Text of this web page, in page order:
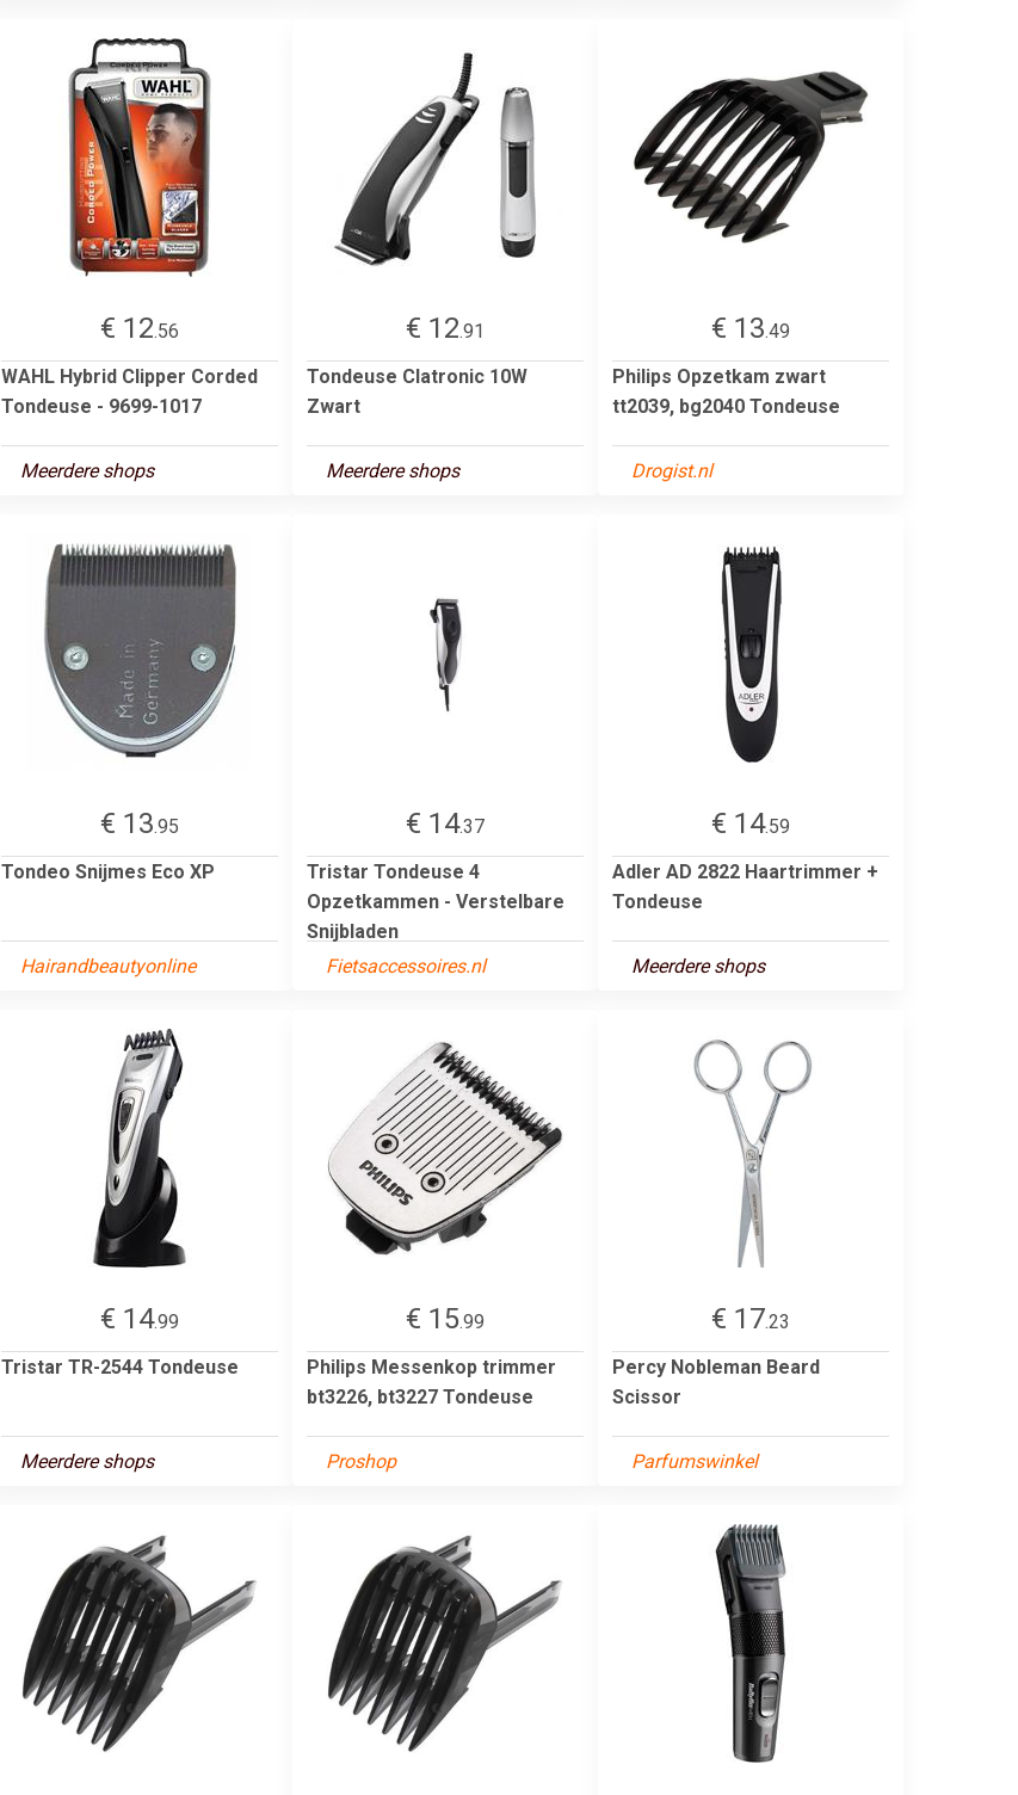
€ 12.56
WAHL Hybrid Clipper Corded
Tondeuse - 9699-1017
Meerdere shops
€ 12.91
Tondeuse Clatronic 10W
Zwart
Meerdere shops
€ 13.49
Philips Opzetkam zwart
tt2039, bg2040 Tondeuse
Drogist.nl
€ 13.95
Tondeo Snijmes Eco XP
Hairandbeautyonline
€ 14.37
Tristar Tondeuse 4
Opzetkammen - Verstelbare
Snijbladen
Fietsaccessoires.nl
€ 14.59
Adler AD 2822 Haartrimmer +
Tondeuse
Meerdere shops
€ 14.99
Tristar TR-2544 Tondeuse
Meerdere shops
€ 15.99
Philips Messenkop trimmer
bt3226, bt3227 Tondeuse
Proshop
€ 17.23
Percy Nobleman Beard
Scissor
Parfumswinkel